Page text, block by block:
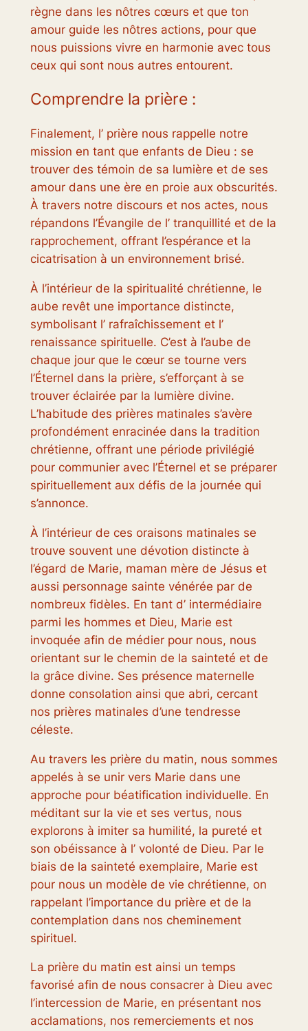
règne dans les nôtres cœurs et que ton
amour guide les nôtres actions, pour que
nous puissions vivre en harmonie avec tous
ceux qui sont nous autres entourent.
Comprendre la prière :
Finalement, l’ prière nous rappelle notre
mission en tant que enfants de Dieu : se
trouver des témoin de sa lumière et de ses
amour dans une ère en proie aux obscurités.
À travers notre discours et nos actes, nous
répandons l’Évangile de l’ tranquillité et de la
rapprochement, offrant l’espérance et la
cicatrisation à un environnement brisé.
À l’intérieur de la spiritualité chrétienne, le
aube revêt une importance distincte,
symbolisant l’ rafraîchissement et l’
renaissance spirituelle. C’est à l’aube de
chaque jour que le cœur se tourne vers
l’Éternel dans la prière, s’efforçant à se
trouver éclairée par la lumière divine.
L’habitude des prières matinales s’avère
profondément enracinée dans la tradition
chrétienne, offrant une période privilégié
pour communier avec l’Éternel et se préparer
spirituellement aux défis de la journée qui
s’annonce.
À l’intérieur de ces oraisons matinales se
trouve souvent une dévotion distincte à
l’égard de Marie, maman mère de Jésus et
aussi personnage sainte vénérée par de
nombreux fidèles. En tant d’ intermédiaire
parmi les hommes et Dieu, Marie est
invoquée afin de médier pour nous, nous
orientant sur le chemin de la sainteté et de
la grâce divine. Ses présence maternelle
donne consolation ainsi que abri, cercant
nos prières matinales d’une tendresse
céleste.
Au travers les prière du matin, nous sommes
appelés à se unir vers Marie dans une
approche pour béatification individuelle. En
méditant sur la vie et ses vertus, nous
explorons à imiter sa humilité, la pureté et
son obéissance à l’ volonté de Dieu. Par le
biais de la sainteté exemplaire, Marie est
pour nous un modèle de vie chrétienne, on
rappelant l’importance du prière et de la
contemplation dans nos cheminement
spirituel.
La prière du matin est ainsi un temps
favorisé afin de nous consacrer à Dieu avec
l’intercession de Marie, en présentant nos
acclamations, nos remerciements et nos